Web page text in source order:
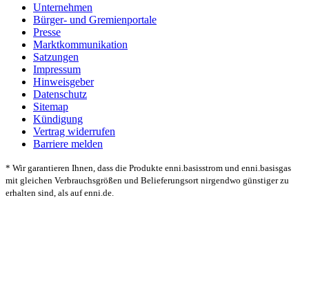
Unternehmen
Bürger- und Gremienportale
Presse
Marktkommunikation
Satzungen
Impressum
Hinweisgeber
Datenschutz
Sitemap
Kündigung
Vertrag widerrufen
Barriere melden
* Wir garantieren Ihnen, dass die Produkte enni.basisstrom und enni.basisgas
mit gleichen Verbrauchsgrößen und Belieferungsort nirgendwo günstiger zu
erhalten sind, als auf enni.de.